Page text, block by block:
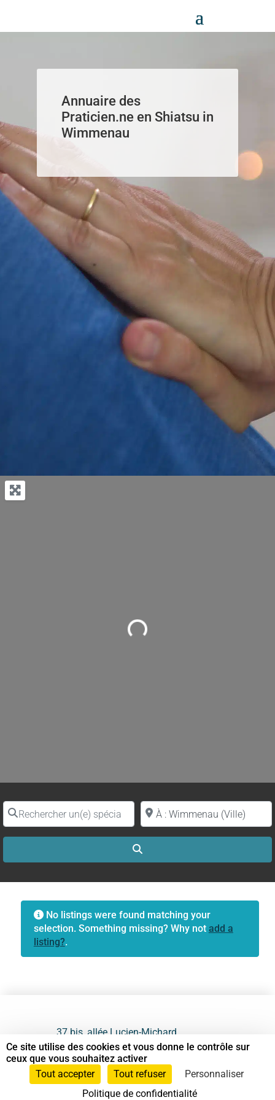
Annuaire des
Praticien.ne en Shiatsu in
Wimmenau
Loading...
Rechercher un(e) spécialiste par nomProche de (ville ou région)
No listings were found matching your
selection. Something missing? Why not add a
listing?.
37 bis, allée Lucien-Michard
93190 Livry-Gargan
06 61 87 28 09
Ce site utilise des cookies et vous donne le contrôle sur
ceux que vous souhaitez activer
Tout accepter
Tout refuser
Personnaliser
Politique de confidentialité